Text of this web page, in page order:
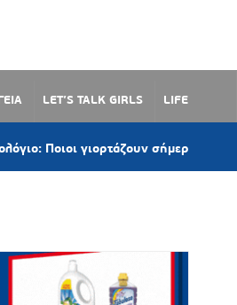
LET’S TALK GIRLS LIFE
γιορτάζουν σήμερα 7 Αυγούστου